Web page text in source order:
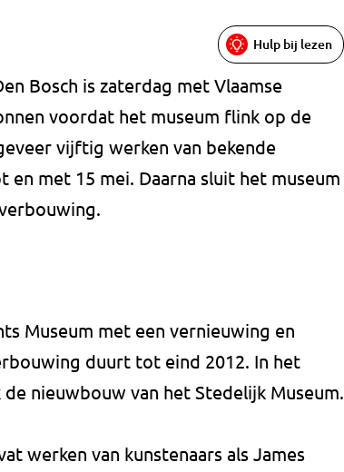
Hulp bij lezen
Bosch is zaterdag met Vlaamse
voordat het museum flink op de
vijftig werken van bekende
met 15 mei. Daarna sluit het museum
Museum met een vernieuwing en
duurt tot eind 2012. In het
nieuwbouw van het Stedelijk Museum.
werken van kunstenaars als James